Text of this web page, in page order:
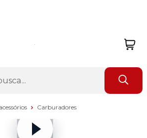
Carburadores